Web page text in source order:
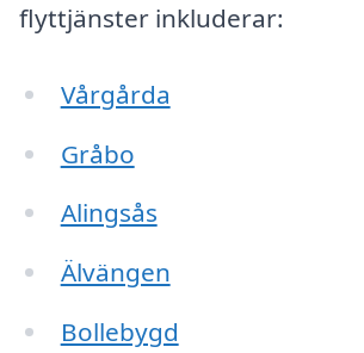
flyttjänster inkluderar:
Vårgårda
Gråbo
Alingsås
Älvängen
Bollebygd